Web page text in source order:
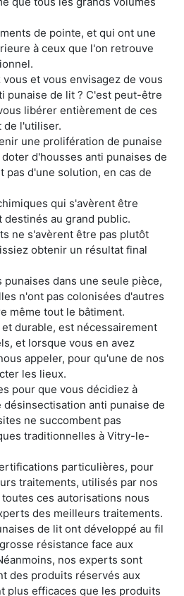
de pointe, et qui ont une
à ceux que l'on retrouve
et vous envisagez de vous
punaise de lit ? C'est peut-être
libérer entièrement de ces
de l'utiliser.
une prolifération de punaise
d'housses anti punaises de
pas d'une solution, en cas de
qui s'avèrent être
au grand public.
ne s'avèrent être pas plutôt
obtenir un résultat final
dans une seule pièce,
n'ont pas colonisées d'autres
même tout le bâtiment.
durable, est nécessairement
et lorsque vous en avez
appeler, pour qu'une de nos
les lieux.
pour que vous décidiez à
anti punaise de
ne succombent pas
traditionnelles à Vitry-le-
particulières, pour
traitements, utilisés par nos
ces autorisations nous
des meilleurs traitements.
de lit ont développé au fil
résistance face aux
nos experts sont
des produits réservés aux
plus efficaces que les produits